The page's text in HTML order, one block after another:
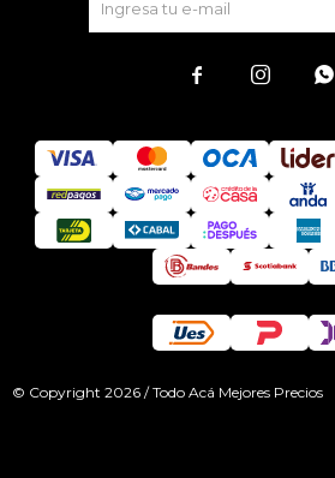
  
© Copyright 2026 / Todo Acá Mejores Precios